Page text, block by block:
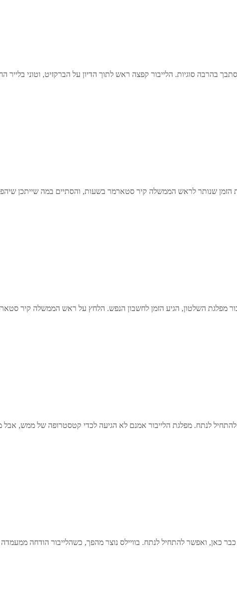
בהרבה סוגיות. הלייבור קפצה ראש לתוך הדיון על הברקזיט, וטוני
שנותר לראש הממשלה קיר סטארמר בשעות, והסתיים במה שייתכן
מפלגת השלטון, הגיע הזמן לחשבון הנפש. הלחץ על ראש הממשלה קיר
להתחיל לנתח. מפלגת הלייבור אמנם לא הגיעה לכדי קטסטרופה של ממש,
כבר כאן, ואפשר להתחיל לנתח. בוויילס נוצר מהפך, כשהלייבור הודחה